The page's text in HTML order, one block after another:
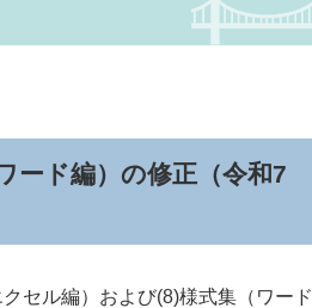
ード編）の修正（令和7
セル編）および(8)様式集（ワード